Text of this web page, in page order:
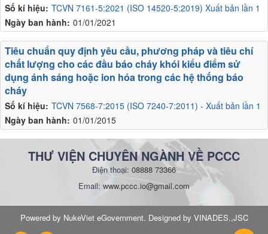
Số kí hiệu: TCVN 7161-5:2021 (ISO 14520-5:2019) Xuất bản lần 1
Ngày ban hành: 01/01/2021
Số kí hiệu: TCVN 7568-7:2015 (ISO 7240-7:2011) - Xuất bản lần 1
Ngày ban hành: 01/01/2015
Tiêu chuẩn quy định yêu cầu, phương pháp và tiêu chí
chất lượng cho các đầu báo cháy khói kiểu điểm sử
dụng ánh sáng hoặc ion hóa trong các hệ thống báo
cháy
THƯ VIỆN CHUYÊN NGÀNH VỀ PCCC
Điện thoại: 08888 73366
Email: www.pccc.io@gmail.com
Powered by NukeViet eGovernment. Designed by VINADES.,JSC